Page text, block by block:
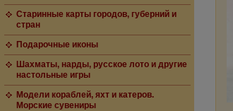
Старинные карты городов, губерний и
стран
Подарочные иконы
Шахматы, нарды, русское лото и другие
настольные игры
Модели кораблей, яхт и катеров.
Морские сувениры